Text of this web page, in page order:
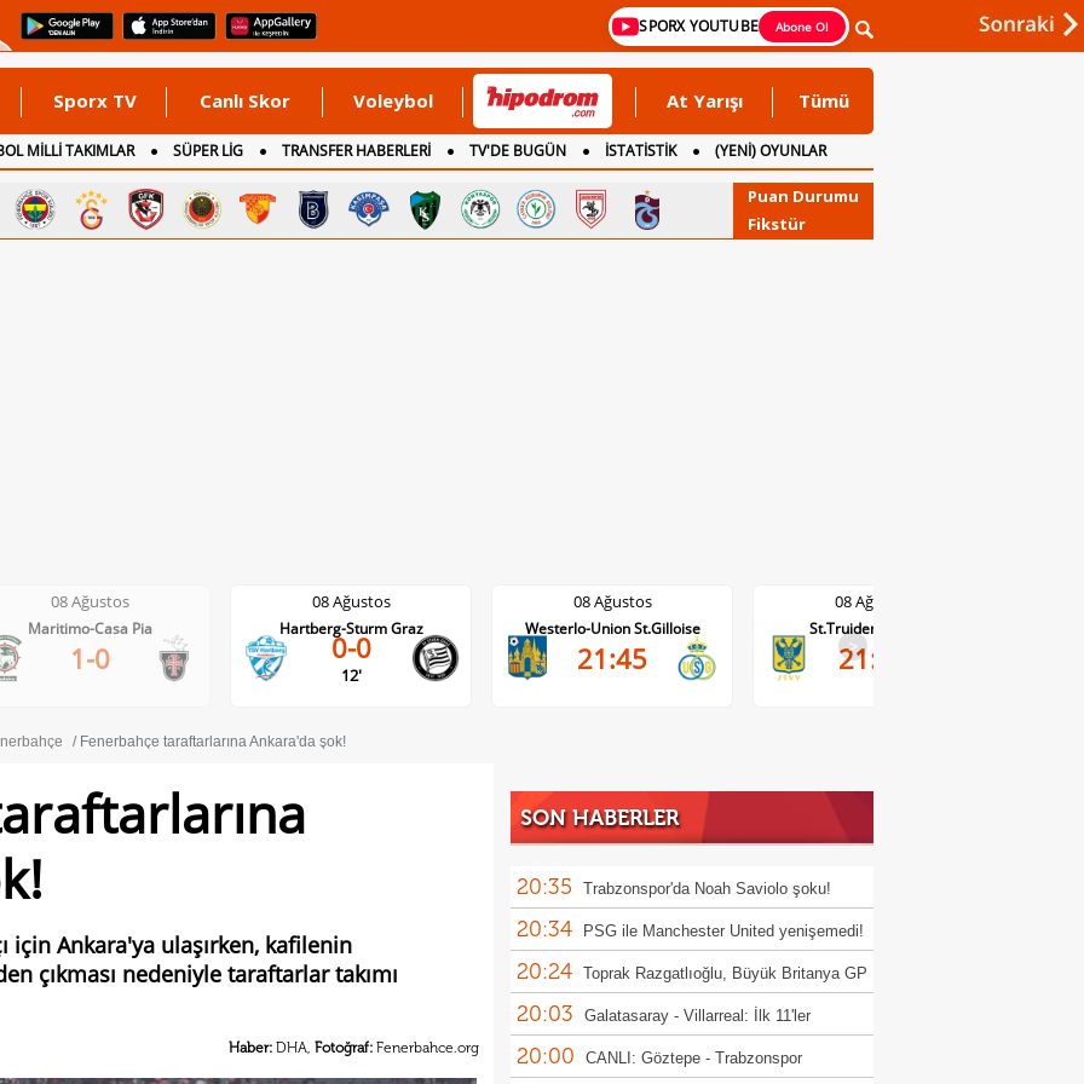
SPORX YOUTUBE Abone Ol
Sporx TV Canlı Skor Voleybol At Yarışı Tümü
MİLLİ TAKIMLAR SÜPER LİG TRANSFER HABERLERİ TV'DE BUGÜN İSTATİSTİK
(YENİ) OYUNLAR
Puan Durumu
Fikstür
08 Ağustos
Maritimo-Casa Pia
1-0
08 Ağustos
Hartberg-Sturm Graz
0-0
12'
08 Ağustos
Westerlo-Union St.Gilloise
21:45
08 Ağustos
St.Truiden-Lommel
21:45
>
Fenerbahçe taraftarlarına Ankara'da şok!
için Ankara'ya ulaşırken, kafilenin
çıkması nedeniyle taraftarlar takımı
Haber: DHA, Fotoğraf: Fenerbahce.org
SON HABERLER
20:35 Trabzonspor'da Noah Saviolo şoku!
Oyuna devam edemedi
20:34 PSG ile Manchester United yenişemedi!
20:24 Toprak Razgatlıoğlu, Büyük Britanya GP
sprint yarışını 20. sırada tamamladı
20:03 Galatasaray - Villarreal: İlk 11'ler
20:00 CANLI: Göztepe - Trabzonspor